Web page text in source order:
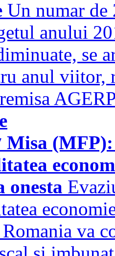
Un numar
anului
se
anul viitor,
Misa (MFP):
onesta
va